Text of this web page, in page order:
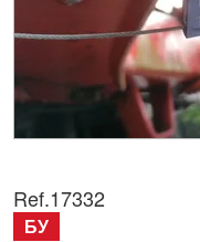
Ref.17332
БУ